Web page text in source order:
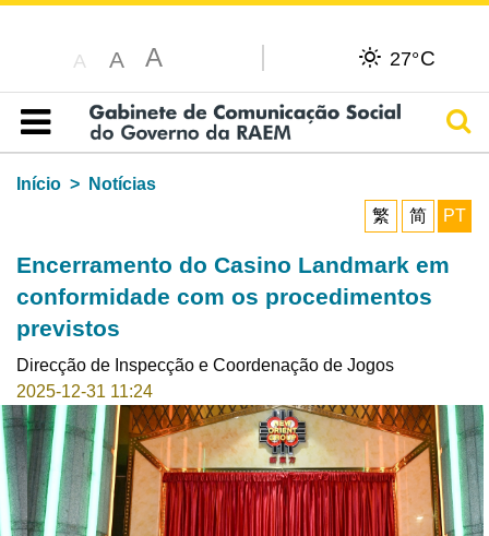
A A A 27°C
Índice
Início
Notícias
繁
简 PT
Encerramento do Casino Landmark em
conformidade com os procedimentos
previstos
Direcção de Inspecção e Coordenação de Jogos
2025-12-31 11:24